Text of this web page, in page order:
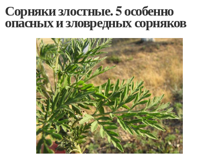
Сорняки злостные. 5 особенно
опасных и зловредных сорняков